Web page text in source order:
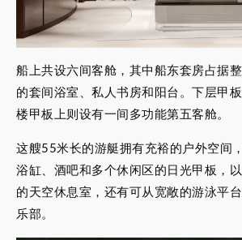
船上共设六间客舱，其中船东套房占据
的套间浴室、私人书房和阳台。下层甲
楼甲板上则设有一间多功能第五客舱。
这艘55米长的游艇拥有充裕的户外空间
浴缸、酒吧和多个休闲区的日光甲板，
的天空休息室，还有可从宽敞的游泳平
乐部。